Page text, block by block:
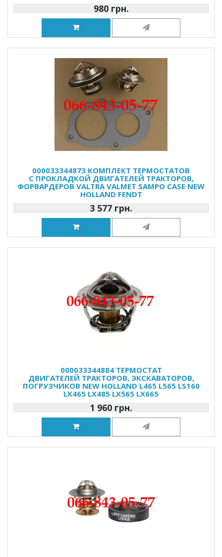
980 грн.
000033344873 КОМПЛЕКТ ТЕРМОСТАТОВ
С ПРОКЛАДКОЙ ДВИГАТЕЛЕЙ ТРАКТОРОВ,
ФОРВАРДЕРОВ VALTRA VALMET SAMPO CASE NEW
HOLLAND FENDT
3 577 грн.
000033344884 ТЕРМОСТАТ
ДВИГАТЕЛЕЙ ТРАКТОРОВ, ЭКСКАВАТОРОВ,
ПОГРУЗЧИКОВ NEW HOLLAND L465 L565 LS160
LX465 LX485 LX565 LX665
1 960 грн.